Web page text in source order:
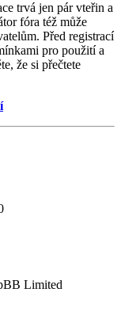
trvá jen pár vteřin a
fóra též může
Před registrací
pro použití a
že si přečtete
Limited